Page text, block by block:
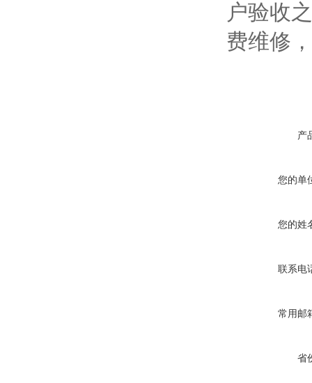
户验收
费维修
产
您的单
您的姓
联系电
常用邮
省